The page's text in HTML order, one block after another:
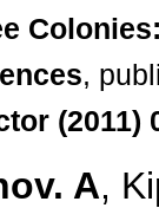
,
(2011)
A,